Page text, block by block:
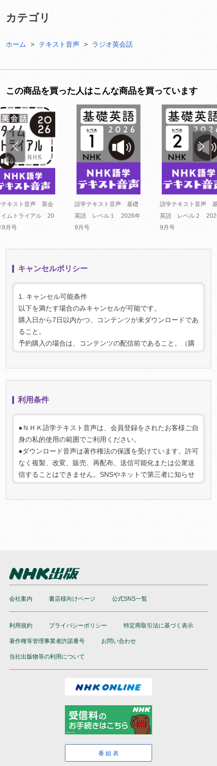
カテゴリ
ホーム テキスト音声 ラジオ英会話
この商品を買った人はこんな商品を買っています
テキスト音声 英会
イムトライアル 20
9月号
語学テキスト音声 基礎
英語 レベル１ 2026年
9月号
語学テキスト音声
英語 レベル２
9月号
キャンセルポリシー
1. キャンセル可能条件
以下を満たす場合のみキャンセルが可能です。
購入日から7日以内かつ、コンテンツが未ダウンロードであ
ること。
予約購入の場合は、コンテンツの配信前であること。（購
入時点で予約であっても、配信後にダウンロードされた場
合はキャンセルできません）
とを確認の上、「マイページ」（
の「マイコンテンツ一 覧」より該当の商品を選択してお手
続きください。キャンセルが承認され次第、返金手続きを
行います。
3. 注意事項:
キャンセル可能期間を過ぎた場合、またはコンテンツをダ
ウンロードした場合は、キャンセルおよび返金はできませ
んのでご了承ください。
利用条件
●ＮＨＫ語学テキスト音声は、会員登録をされたお客様ご自
身の私的使用の範囲でご利用ください。
●ダウンロード音声は著作権法の保護を受けています。許可
なく複製、改変、販売、再配布、送信可能化または公衆送
信することはできません。SNSやネットで第三者に知らせ
る行為は法律で禁じられております。また、法人としての
ご利用は禁止させていただいております。
とがあります。
会社案内 書店様向けページ 公式SNS一覧
利用規約 プライバシーポリシー 特定商取引法に基づく表示
著作権等管理事業者許諾番号 お問い合わせ
当社出版物等の利用について
番組表